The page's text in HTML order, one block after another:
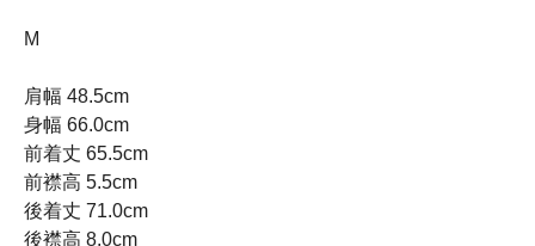
M
肩幅 48.5cm
身幅 66.0cm
前着丈 65.5cm
前襟高 5.5cm
後着丈 71.0cm
後襟高 8.0cm